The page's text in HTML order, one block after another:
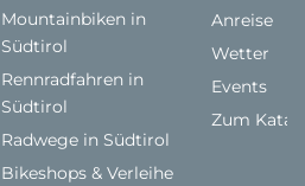
Mountainbiken in
Südtirol
Rennradfahren in
Südtirol
Radwege in Südtirol
Bikeshops & Verleihe
Anreise
Wetter
Events
Zum